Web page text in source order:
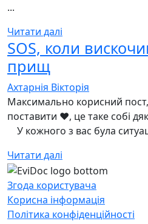
...
Читати далі
SOS, коли
прищ
Ахтарнія Вікторія
Максимально корисний
поставити ❤️, це таке собі
⠀ У кожного з вас була
Читати далі
Згода користувача
Корисна інформація
Політика конфіденційності